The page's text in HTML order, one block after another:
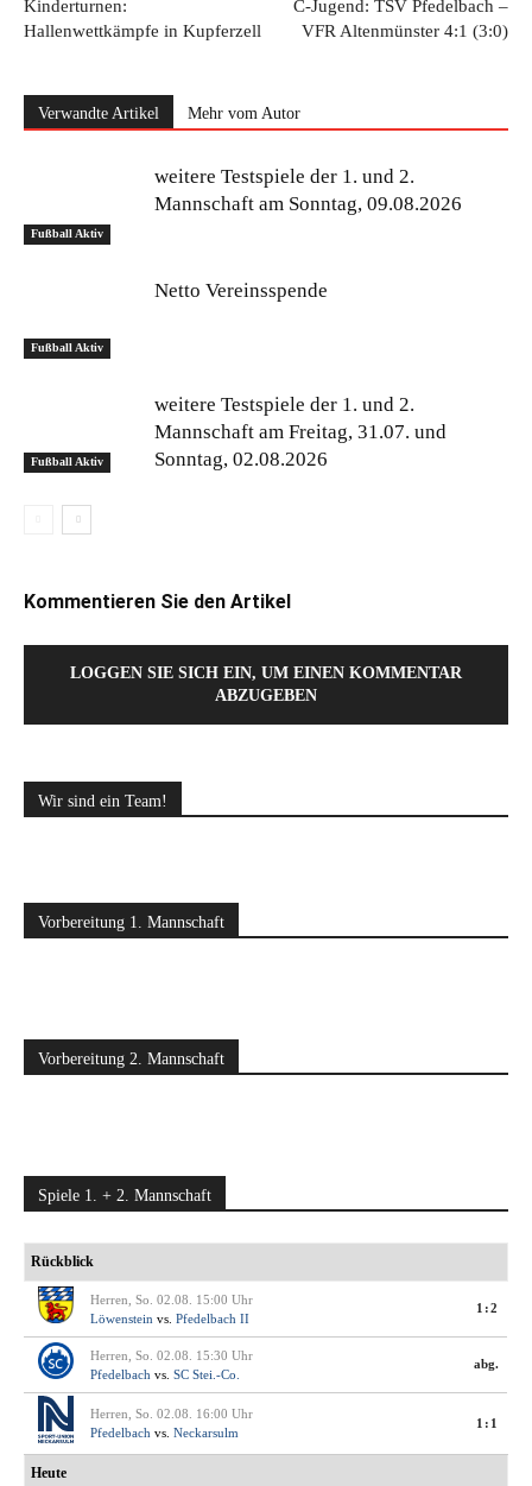
Kinderturnen:
Hallenwettkämpfe in Kupferzell
C-Jugend: TSV Pfedelbach –
VFR Altenmünster 4:1 (3:0)
Verwandte Artikel Mehr vom Autor
Fußball Aktiv
weitere Testspiele der 1. und 2.
Mannschaft am Sonntag, 09.08.2026
Fußball Aktiv
Netto Vereinsspende
Fußball Aktiv
weitere Testspiele der 1. und 2.
Mannschaft am Freitag, 31.07. und
Sonntag, 02.08.2026
Kommentieren Sie den Artikel
LOGGEN SIE SICH EIN, UM EINEN KOMMENTAR
ABZUGEBEN
Wir sind ein Team!
Vorbereitung 1. Mannschaft
Vorbereitung 2. Mannschaft
Spiele 1. + 2. Mannschaft
Rückblick
Herren, So. 02.08. 15:00 Uhr
Löwenstein vs. Pfedelbach II
1:2
Herren, So. 02.08. 15:30 Uhr
Pfedelbach vs. SC Stei.-Co.
abg.
Herren, So. 02.08. 16:00 Uhr
Pfedelbach vs. Neckarsulm
1:1
Heute